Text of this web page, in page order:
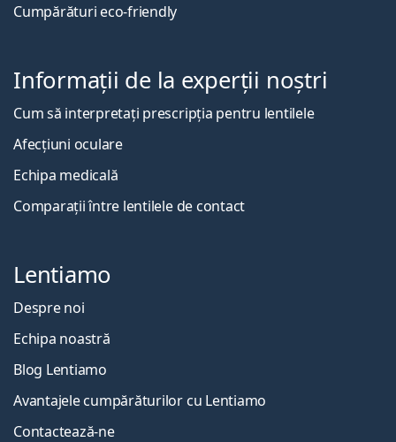
Cumpărături eco-friendly
Informații de la experții noștri
Cum să interpretați prescripția pentru lentilele
Afecțiuni oculare
Echipa medicală
Comparații între lentilele de contact
Lentiamo
Despre noi
Echipa noastră
Blog Lentiamo
Avantajele cumpărăturilor cu Lentiamo
Contactează-ne